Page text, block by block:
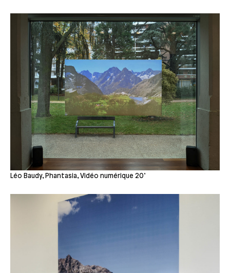
Léo Baudy, Phantasia, Vidéo numérique 20’